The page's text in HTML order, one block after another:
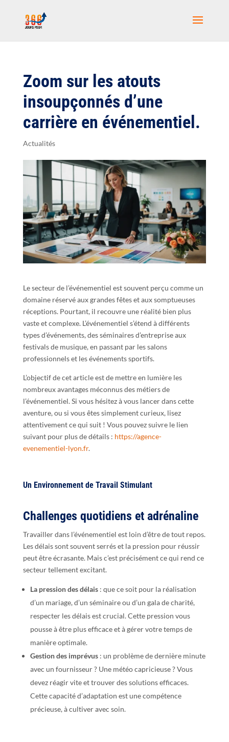
Zoom sur les atouts
insoupçonnés d’une
carrière en événementiel.
Actualités
Le secteur de l’événementiel est souvent perçu comme un
domaine réservé aux grandes fêtes et aux somptueuses
réceptions. Pourtant, il recouvre une réalité bien plus
vaste et complexe. L’événementiel s’étend à différents
types d’événements, des séminaires d’entreprise aux
festivals de musique, en passant par les salons
professionnels et les événements sportifs.
L’objectif de cet article est de mettre en lumière les
nombreux avantages méconnus des métiers de
l’événementiel. Si vous hésitez à vous lancer dans cette
aventure, ou si vous êtes simplement curieux, lisez
attentivement ce qui suit ! Vous pouvez suivre le lien
suivant pour plus de détails : https://agence-
evenementiel-lyon.fr.
Un Environnement de Travail Stimulant
Challenges quotidiens et adrénaline
Travailler dans l’événementiel est loin d’être de tout repos.
Les délais sont souvent serrés et la pression pour réussir
peut être écrasante. Mais c’est précisément ce qui rend ce
secteur tellement excitant.
La pression des délais: que ce soit pour la réalisation
d’un mariage, d’un séminaire ou d’un gala de charité,
respecter les délais est crucial. Cette pression vous
pousse à être plus efficace et à gérer votre temps de
manière optimale.
Gestion des imprévus: un problème de dernière minute
avec un fournisseur ? Une météo capricieuse ? Vous
devez réagir vite et trouver des solutions efficaces.
Cette capacité d’adaptation est une compétence
précieuse, à cultiver avec soin.